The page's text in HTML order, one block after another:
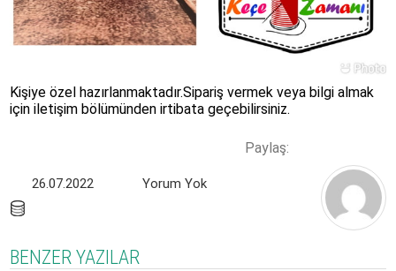
Kişiye özel hazırlanmaktadır.Sipariş vermek veya bilgi almak
için iletişim bölümünden irtibata geçebilirsiniz.
Paylaş:
26.07.2022 Yorum Yok
BENZER YAZILAR